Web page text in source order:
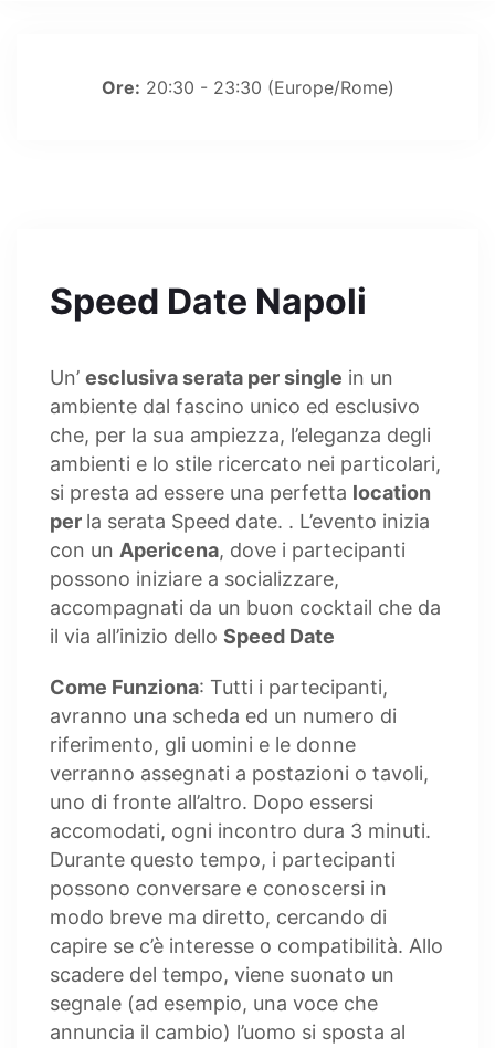
Speed Date Napoli
Un’ esclusiva serata per single in un
ambiente dal fascino unico ed esclusivo
che, per la sua ampiezza, l’eleganza degli
ambienti e lo stile ricercato nei particolari,
si presta ad essere una perfetta location
per la serata Speed date. . L’evento inizia
con un Apericena, dove i partecipanti
possono iniziare a socializzare,
accompagnati da un buon cocktail che da
il via all’inizio dello Speed Date
Come Funziona: Tutti i partecipanti,
avranno una scheda ed un numero di
riferimento, gli uomini e le donne
verranno assegnati a postazioni o tavoli,
uno di fronte all’altro. Dopo essersi
accomodati, ogni incontro dura 3 minuti.
Durante questo tempo, i partecipanti
possono conversare e conoscersi in
modo breve ma diretto, cercando di
capire se c’è interesse o compatibilità. Allo
scadere del tempo, viene suonato un
segnale (ad esempio, una voce che
annuncia il cambio) l’uomo si sposta al
Ore: 20:30 - 23:30 (Europe/Rome)